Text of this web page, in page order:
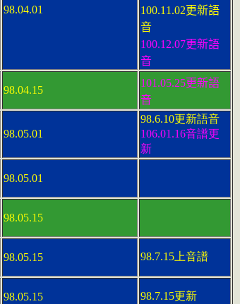
98.04.01
100.11.02更新語
音
100.12.07更新語
音
98.04.15
101.05.25更新語
音
98.05.01
98.6.10更新語音
106.01.16音譜更
新
98.05.01
98.05.15
98.05.15 98.7.15上音譜
98.05.15 98.7.15更新